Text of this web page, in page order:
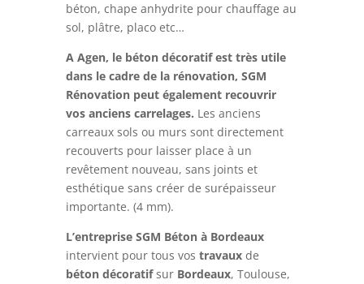
béton, chape anhydrite pour chauffage au
sol, plâtre, placo etc…
A Agen, le béton décoratif est très utile
dans le cadre de la rénovation, SGM
Rénovation peut également recouvrir
vos anciens carrelages. Les anciens
carreaux sols ou murs sont directement
recouverts pour laisser place à un
revêtement nouveau, sans joints et
esthétique sans créer de surépaisseur
importante. (4 mm).
L’entreprise SGM Béton à Bordeaux
intervient pour tous vos travauxde
béton décoratifsur Bordeaux, Toulouse,